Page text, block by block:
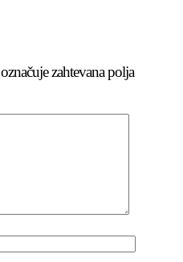
označuje zahtevana polja